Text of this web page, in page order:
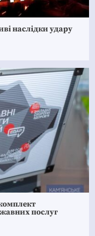
наслідки удару
послуг